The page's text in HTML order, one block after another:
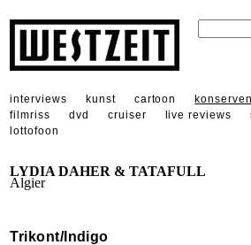
interviews kunst cartoon konserven
filmriss
dvd cruiser live reviews
lottofoon
LYDIA DAHER & TATAFULL
Algier
Trikont/Indigo